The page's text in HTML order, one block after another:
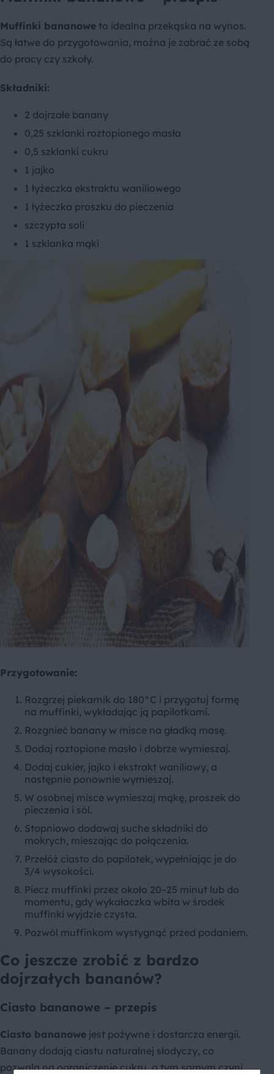
Muffinki bananowe to idealna przekąska na wynos.
Są łatwe do przygotowania, można je zabrać ze sobą
do pracy czy szkoły.
Składniki:
2 dojrzałe banany
0,25 szklanki roztopionego masła
0,5 szklanki cukru
1 jajko
1 łyżeczka ekstraktu waniliowego
1 łyżeczka proszku do pieczenia
szczypta soli
1 szklanka mąki
Przygotowanie:
Rozgrzej piekarnik do 180°C i przygotuj formę
na muffinki, wykładając ją papilotkami.
Rozgnieć banany w misce na gładką masę.
Dodaj roztopione masło i dobrze wymieszaj.
Dodaj cukier, jajko i ekstrakt waniliowy, a
następnie ponownie wymieszaj.
W osobnej misce wymieszaj mąkę, proszek do
pieczenia i sól.
Stopniowo dodawaj suche składniki do
mokrych, mieszając do połączenia.
Przełóż ciasto do papilotek, wypełniając je do
3/4 wysokości.
Piecz muffinki przez około 20–25 minut lub do
momentu, gdy wykałaczka wbita w środek
muffinki wyjdzie czysta.
Pozwól muffinkom wystygnąć przed podaniem.
Co jeszcze zrobić z bardzo
dojrzałych bananów?
Ciasto bananowe – przepis
Ciasto bananowe jest pożywne i dostarcza energii.
Banany dodają ciastu naturalnej słodyczy, co
pozwala na ograniczenie cukru, a tym samym czyni